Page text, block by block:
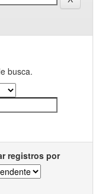
busca.
registros por